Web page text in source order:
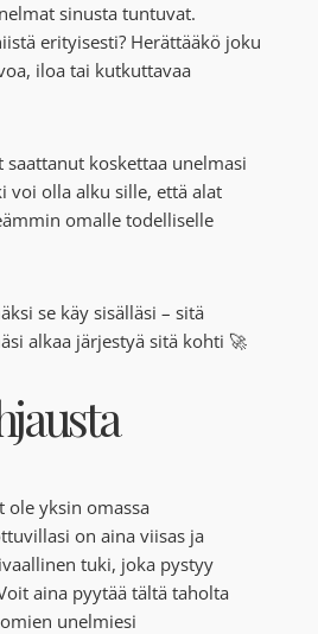
sinusta tuntuvat.
erityisesti? Herättääkö joku
iloa tai kutkuttavaa
saattanut koskettaa unelmasi
voi olla alku sille, että alat
omalle todelliselle
se käy sisälläsi – sitä
alkaa järjestyä sitä kohti 🚀
ole yksin omassa
on aina viisas ja
tuki, joka pystyy
aina pyytää tältä taholta
unelmiesi